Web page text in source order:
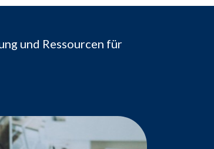
und Ressourcen für